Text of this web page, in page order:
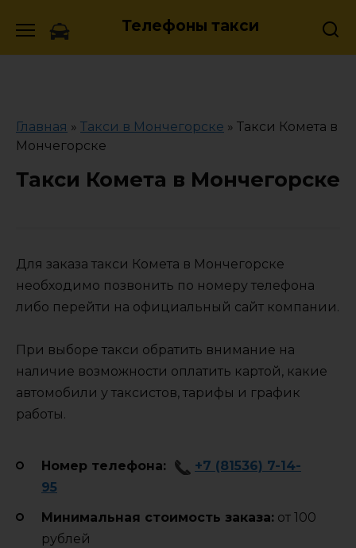
Телефоны такси
Главная » Такси в Мончегорске » Такси Комета в
Мончегорске
Такси Комета в Мончегорске
Для заказа такси Комета в Мончегорске
необходимо позвонить по номеру телефона
либо перейти на официальный сайт компании.
При выборе такси обратить внимание на
наличие возможности оплатить картой, какие
автомобили у таксистов, тарифы и график
работы.
Номер телефона:
+7 (81536) 7-14-
95
Минимальная стоимость заказа: от 100
рублей